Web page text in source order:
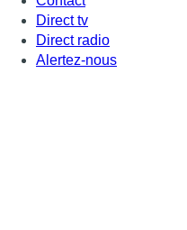
Direct tv
Direct radio
Alertez-nous